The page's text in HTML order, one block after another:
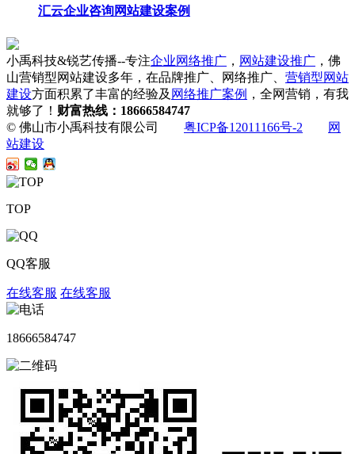
汇云企业咨询网站建设案例
小禹科技&锐艺传播--专注企业网络推广 ， 网站建设推广 ，佛
山营销型网站建设多年，在品牌推广、网络推广、 营销型网站
建设方面积累了丰富的经验及 网络推广案例 ，全网营销，有我
就够了！ 财富热线：18666584747
© 佛山市小禹科技有限公司 粤ICP备12011166号-2
网
站建设
TOP
QQ客服
在线客服 在线客服
18666584747